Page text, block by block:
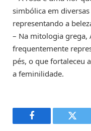
simbólica em
representando a
– Na mitologia grega,
frequentemente
pés, o que fortaleceu
a feminilidade.
Facebook